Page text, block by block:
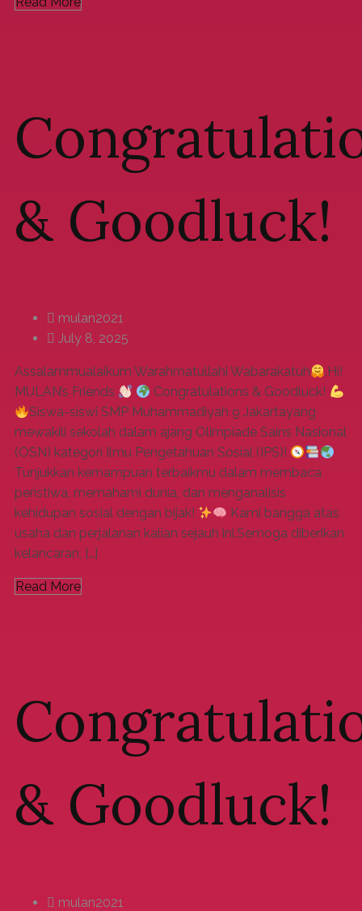
& Goodluck!
mulan2021
July 8, 2025
Assalammualaikum Warahmatullahi Wabarakatuh
.Hi!
MULAN’s Friends
Congratulations & Goodluck!
Siswa-siswi SMP Muhammadiyah 9 Jakartayang
mewakili sekolah dalam ajang Olimpiade Sains Nasional
(OSN) kategori Ilmu Pengetahuan Sosial (IPS)!
Tunjukkan kemampuan terbaikmu dalam membaca
peristiwa, memahami dunia, dan menganalisis
kehidupan sosial dengan bijak!
Kami bangga atas
usaha dan perjalanan kalian sejauh ini.Semoga diberikan
kelancaran, […]
Read More
& Goodluck!
mulan2021